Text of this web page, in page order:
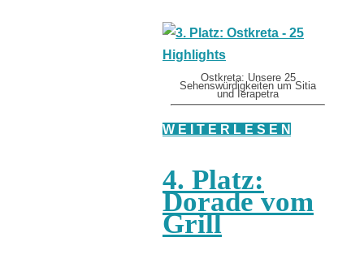
Ostkreta: Unsere 25
Sehenswürdigkeiten um Sitia
und Ierapetra
W E I T E R L E S E N
4. Platz:
Dorade vom
Grill